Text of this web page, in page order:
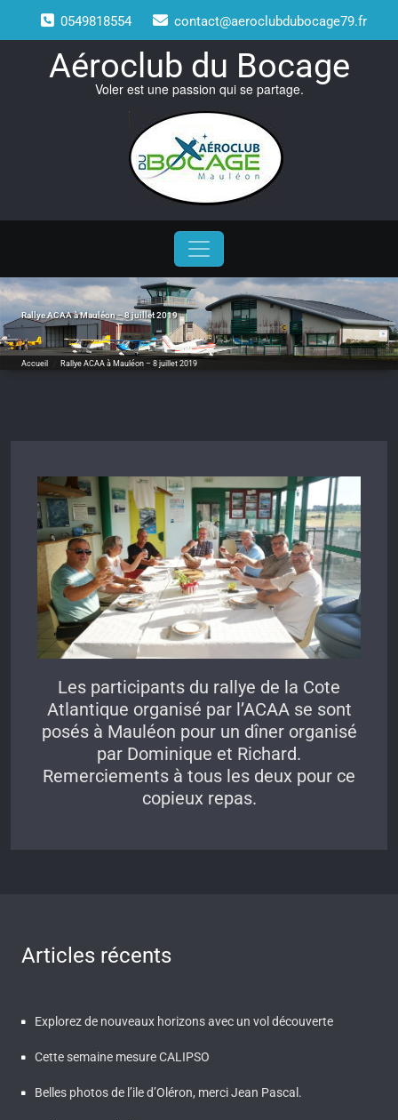
content
0549818554 contact@aeroclubdubocage79.fr
Aéroclub du Bocage
Voler est une passion qui se partage.
Rallye ACAA à Mauléon – 8 juillet 2019
Accueil Rallye ACAA à Mauléon – 8 juillet 2019
Les participants du rallye de la Cote
Atlantique organisé par l’ACAA se sont
posés à Mauléon pour un dîner organisé
par Dominique et Richard.
Remerciements à tous les deux pour ce
copieux repas.
Articles récents
Explorez de nouveaux horizons avec un vol découverte
Cette semaine mesure CALIPSO
Belles photos de l’ile d’Oléron, merci Jean Pascal.